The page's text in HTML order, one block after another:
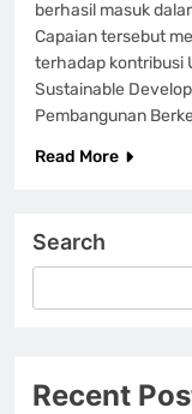
berhasil masuk
Capaian tersebut
terhadap kontribusi
Sustainable
Pembangunan
Read More
Search
Recent